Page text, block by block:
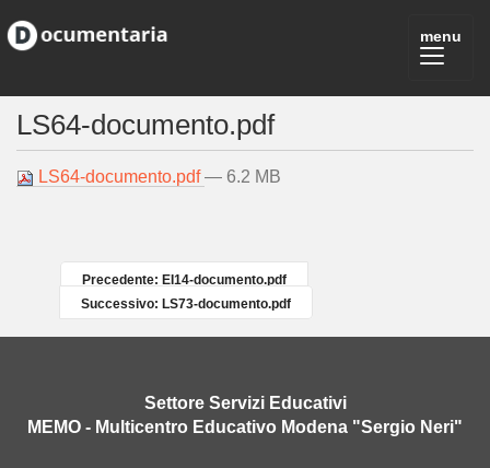
LS64-documento.pdf
LS64-documento.pdf— 6.2 MB
Precedente: EI14-documento.pdf
Successivo: LS73-documento.pdf
Settore Servizi Educativi
MEMO - Multicentro Educativo Modena "Sergio Neri"